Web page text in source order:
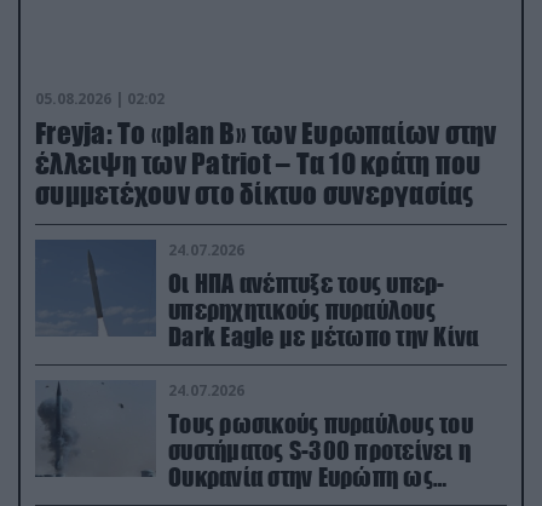
05.08.2026 | 02:02
Freyja: Το «plan Β» των Ευρωπαίων στην
έλλειψη των Patriot – Τα 10 κράτη που
συμμετέχουν στο δίκτυο συνεργασίας
24.07.2026
Οι ΗΠΑ ανέπτυξε τους υπερ-
υπερηχητικούς πυραύλους
Dark Eagle με μέτωπο την Κίνα
24.07.2026
Τους ρωσικούς πυραύλους του
συστήματος S-300 προτείνει η
Ουκρανία στην Ευρώπη ως